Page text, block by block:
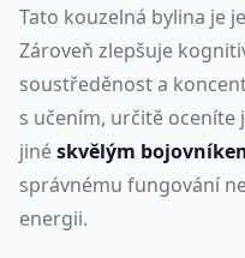
Tato kouzelná bylina je
Zároveň zlepšuje
soustředěnost a
s učením, určitě oceníte
jinéskvělým
správnému fungování
energii.